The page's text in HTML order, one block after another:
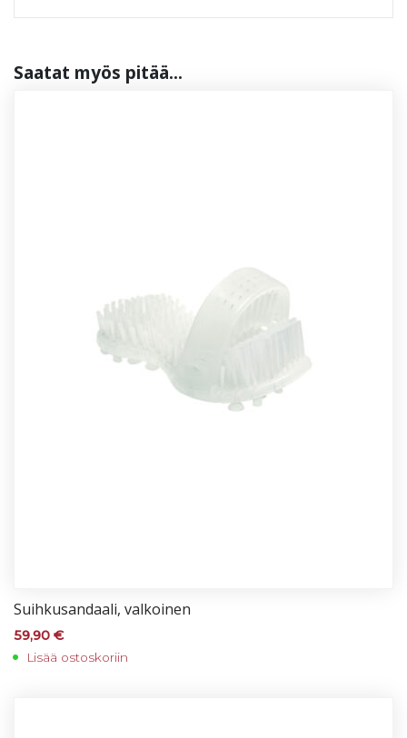
Saa­tat myös pi­tää...
Suih­ku­san­daa­li, val­koi­nen
59,90 €
Lisää ostoskoriin